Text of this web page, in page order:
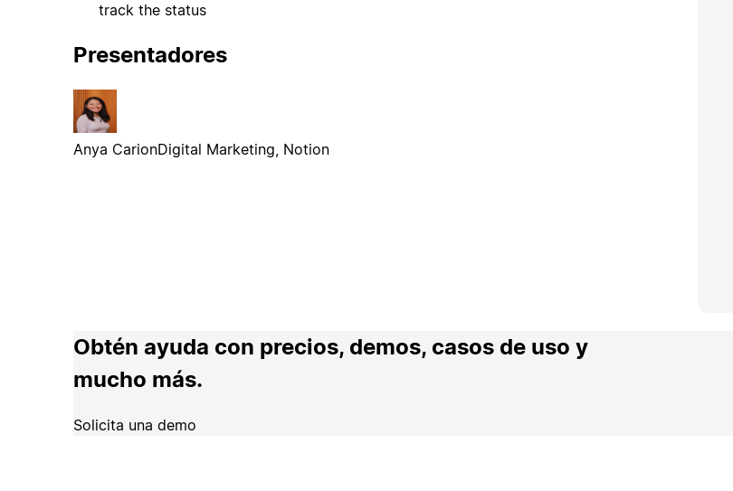
track the status
Presentadores
Anya CarionDigital Marketing, Notion
Obtén ayuda con precios, demos, casos de uso y
mucho más.
Solicita una demo